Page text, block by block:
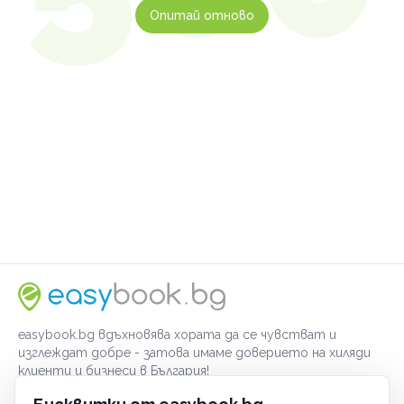
Опитай отново
easybook.bg вдъхновява хората да се чувстват и
изглеждат добре - затова имаме доверието на хиляди
клиенти и бизнеси в България!